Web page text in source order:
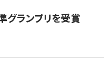
グランプリを受賞